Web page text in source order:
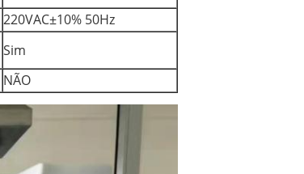
220VAC±10% 50Hz
Sim
NÃO